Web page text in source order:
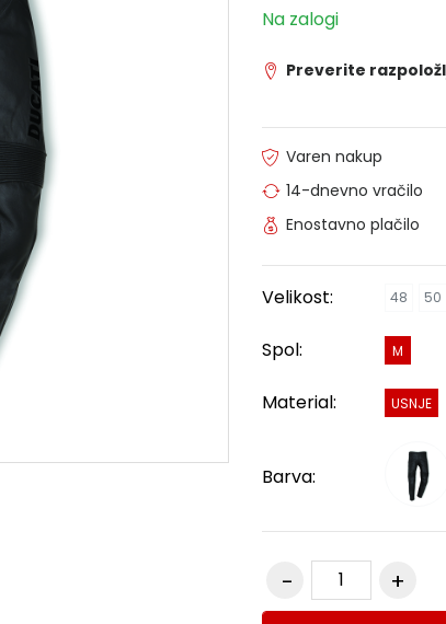
Na zalogi
Preverite
Varen nakup
14-dnevno vračilo
Enostavno plačilo
Velikost: 48 50
Spol: M
Material: USNJE
Barva: